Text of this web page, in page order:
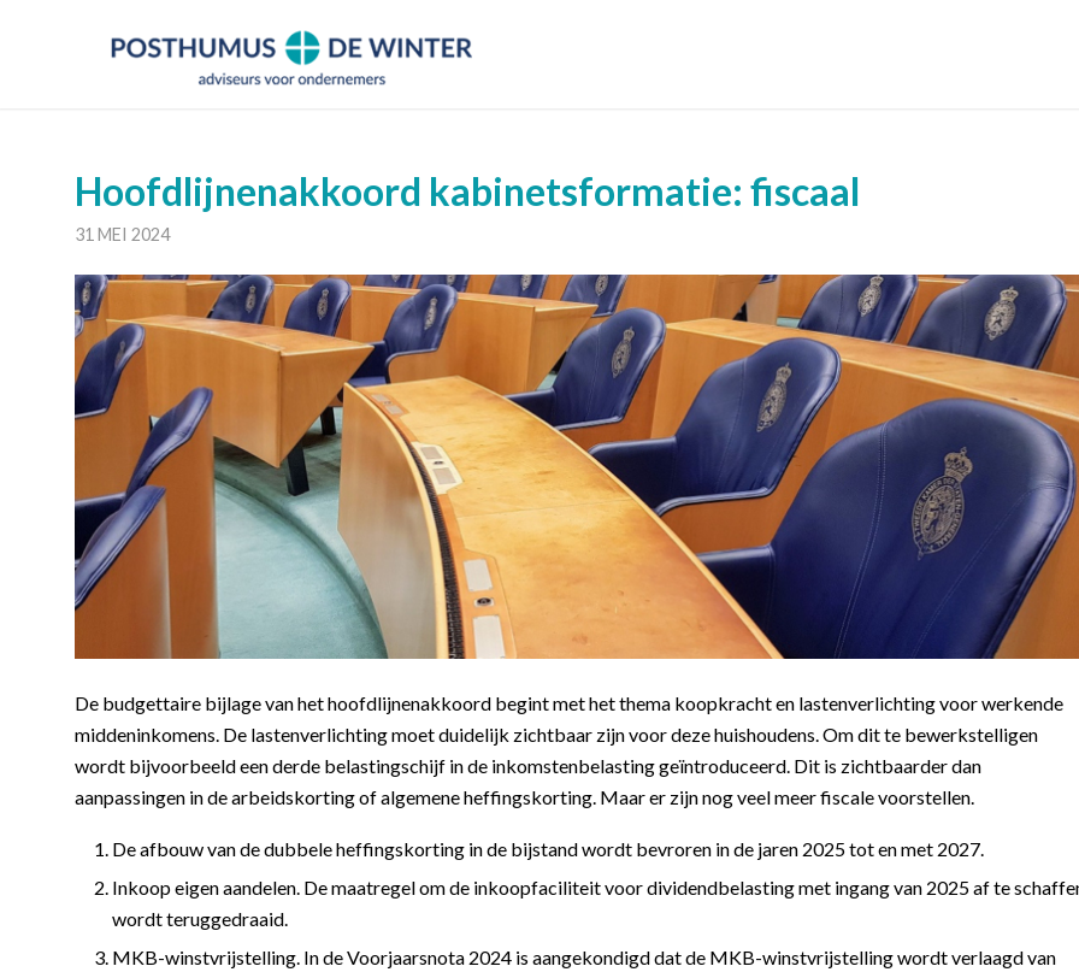
Hoofdlijnenakkoord kabinetsformatie: fiscaal
31 MEI 2024
De budgettaire bijlage van het hoofdlijnenakkoord begint met het thema koopkracht en lastenverlichting voor werkende
middeninkomens. De lastenverlichting moet duidelijk zichtbaar zijn voor deze huishoudens. Om dit te bewerkstelligen
wordt bijvoorbeeld een derde belastingschijf in de inkomstenbelasting geïntroduceerd. Dit is zichtbaarder dan
aanpassingen in de arbeidskorting of algemene heffingskorting. Maar er zijn nog veel meer fiscale voorstellen.
De afbouw van de dubbele heffingskorting in de bijstand wordt bevroren in de jaren 2025 tot en met 2027.
Inkoop eigen aandelen. De maatregel om de inkoopfaciliteit voor dividendbelasting met ingang van 2025 af te
wordt teruggedraaid.
MKB-winstvrijstelling. In de Voorjaarsnota 2024 is aangekondigd dat de MKB-winstvrijstelling wordt verlaagd van